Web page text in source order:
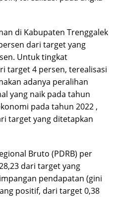
di Kabupaten Trenggalek
dari target yang
Untuk tingkat
target 4 persen, terealisasi
adanya peralihan
yang naik pada tahun
pada tahun 2022 ,
target yang ditetapkan
Bruto (PDRB) per
dari target yang
pendapatan (gini
positif, dari target 0,38